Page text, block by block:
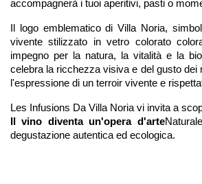
accompagnerà i tuoi aperitivi, pasti o
Il logo emblematico di Villa Noria,
vivente stilizzato in vetro colorato
impegno per la natura, la vitalità e la
celebra la ricchezza visiva e del gusto dei
l'espressione di un terroir vivente e
Les Infusions Da Villa Noria vi invita a
Il vino diventa un'opera d'arte
degustazione autentica ed ecologica.